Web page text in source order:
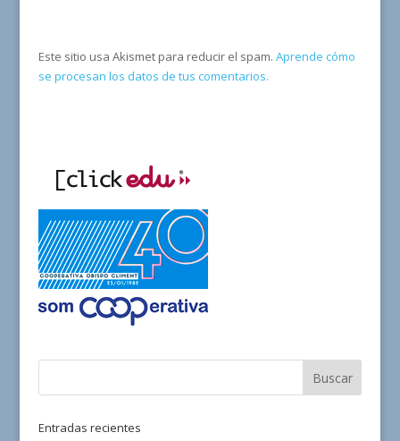
Este sitio usa Akismet para reducir el spam. Aprende cómo
se procesan los datos de tus comentarios.
Entradas recientes